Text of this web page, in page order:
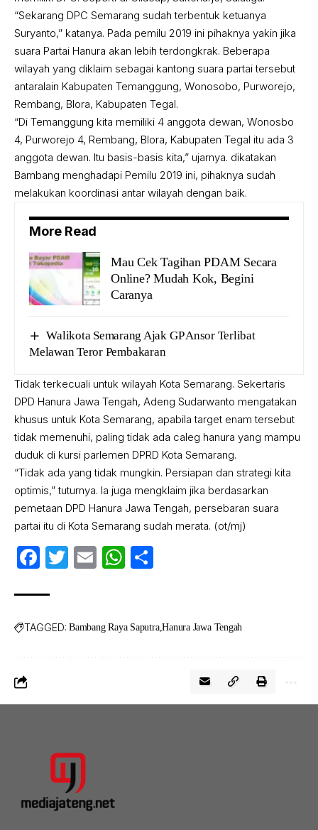
“Sekarang DPC Semarang sudah terbentuk ketuanya
Suryanto,” katanya. Pada pemilu 2019 ini pihaknya yakin jika
suara Partai Hanura akan lebih terdongkrak. Beberapa
wilayah yang diklaim sebagai kantong suara partai tersebut
antaralain Kabupaten Temanggung, Wonosobo, Purworejo,
Rembang, Blora, Kabupaten Tegal.
“Di Temanggung kita memiliki 4 anggota dewan, Wonosbo
4, Purworejo 4, Rembang, Blora, Kabupaten Tegal itu ada 3
anggota dewan. Itu basis-basis kita,” ujarnya. dikatakan
Bambang menghadapi Pemilu 2019 ini, pihaknya sudah
melakukan koordinasi antar wilayah dengan baik.
More Read
Mau Cek Tagihan PDAM Secara
Online? Mudah Kok, Begini
Caranya
Walikota Semarang Ajak GP Ansor Terlibat
Melawan Teror Pembakaran
Tidak terkecuali untuk wilayah Kota Semarang. Sekertaris
DPD Hanura Jawa Tengah, Adeng Sudarwanto mengatakan
khusus untuk Kota Semarang, apabila target enam tersebut
tidak memenuhi, paling tidak ada caleg hanura yang mampu
duduk di kursi parlemen DPRD Kota Semarang.
“Tidak ada yang tidak mungkin. Persiapan dan strategi kita
optimis,” tuturnya. Ia juga mengklaim jika berdasarkan
pemetaan DPD Hanura Jawa Tengah, persebaran suara
partai itu di Kota Semarang sudah merata. (ot/mj)
Facebook
Twitter
EmailWhatsApp
TAGGED: Bambang Raya Saputra Hanura Jawa Tengah